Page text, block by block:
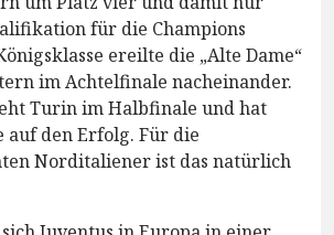
für die Champions
ereilte die „Alte Dame“
im Achtelfinale nacheinander.
Turin im Halbfinale und hat
auf den Erfolg. Für die
Norditaliener ist das natürlich